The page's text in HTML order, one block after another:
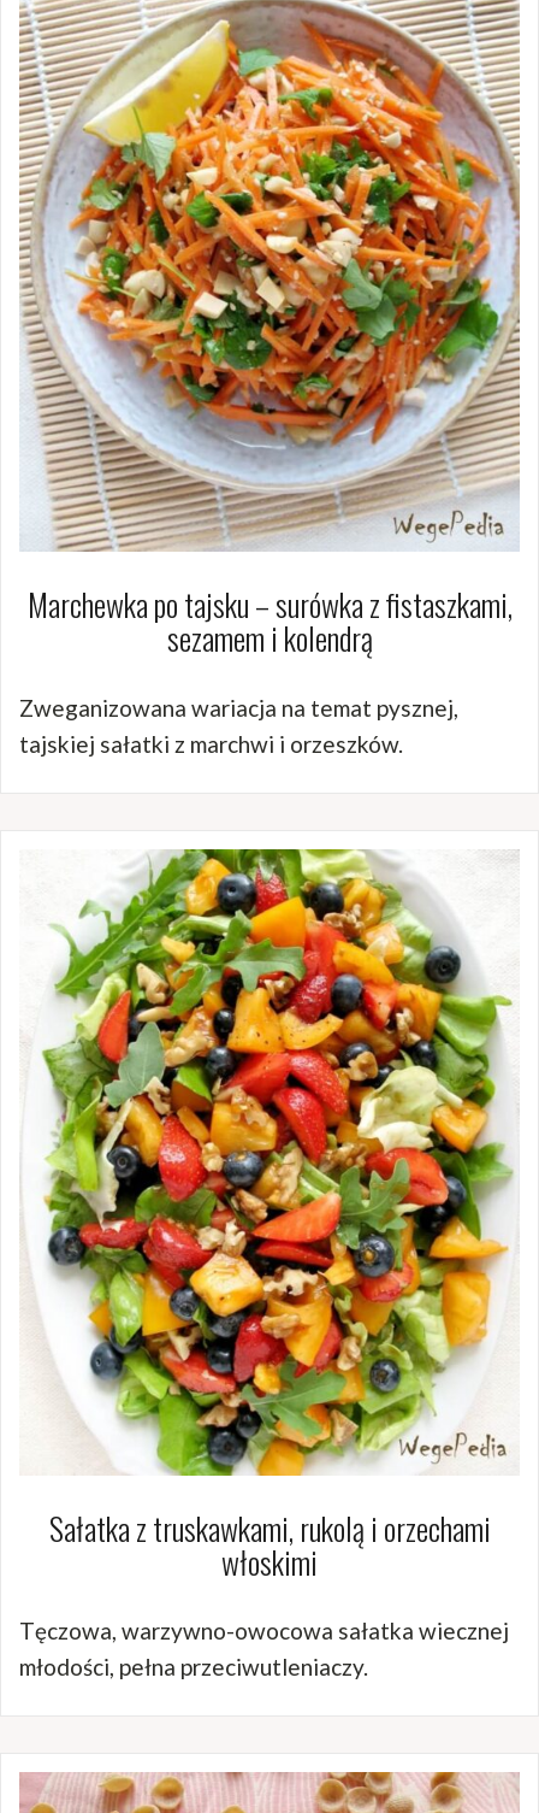
Marchewka po tajsku – surówka z fistaszkami,
sezamem i kolendrą
Zweganizowana wariacja na temat pysznej,
tajskiej sałatki z marchwi i orzeszków.
Sałatka z truskawkami, rukolą i orzechami
włoskimi
Tęczowa, warzywno-owocowa sałatka wiecznej
młodości, pełna przeciwutleniaczy.